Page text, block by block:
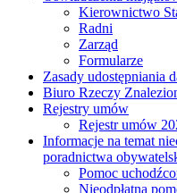
Kierownictwo
Radni
Zarząd
Formularze
Zasady udostępniania
Biuro Rzeczy
Rejestry umów
Rejestr umów
Informacje na temat
poradnictwa
Pomoc
Nieodpłatna